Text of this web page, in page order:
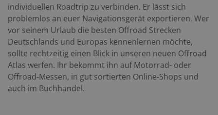
individuellen Roadtrip zu verbinden. Er lässt sich
problemlos an euer Navigationsgerät exportieren. Wer
vor seinem Urlaub die besten Offroad Strecken
Deutschlands und Europas kennenlernen möchte,
sollte rechtzeitig einen Blick in unseren neuen Offroad
Atlas werfen. Ihr bekommt ihn auf Motorrad- oder
Offroad-Messen, in gut sortierten Online-Shops und
auch im Buchhandel.